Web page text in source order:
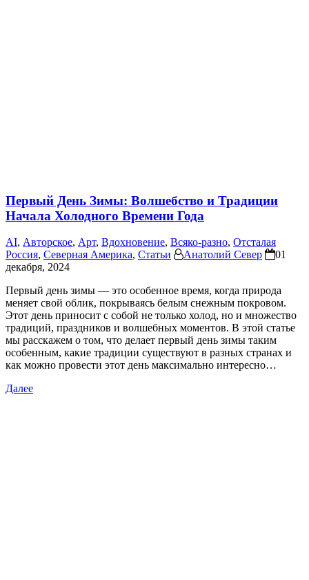
Первый День Зимы: Волшебство и Традиции
Начала Холодного Времени Года
AI, Авторское, Арт, Вдохновение, Всяко-разно, Отсталая
Россия, Северная Америка, Статьи Анатолий Север
01
декабря, 2024
Первый день зимы — это особенное время, когда природа
меняет свой облик, покрываясь белым снежным покровом.
Этот день приносит с собой не только холод, но и множество
традиций, праздников и волшебных моментов. В этой статье
мы расскажем о том, что делает первый день зимы таким
особенным, какие традиции существуют в разных странах и
как можно провести этот день максимально интересно…
Далее